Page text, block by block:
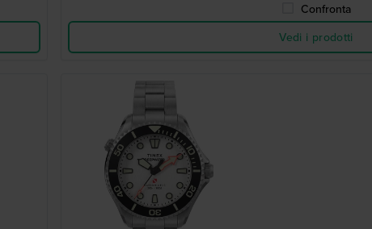
Confronta
Vedi i prodotti